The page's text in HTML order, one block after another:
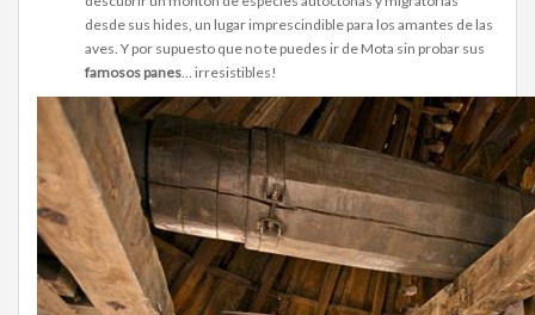
desde sus hides, un lugar imprescindible para los amantes de las
aves. Y por supuesto que no te puedes ir de Mota sin probar sus
famosos panes … irresistibles!